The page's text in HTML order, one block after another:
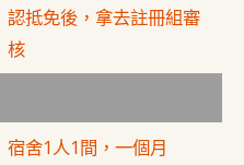
認抵免後，拿去註冊組審
核
宿舍1人1間，一個月